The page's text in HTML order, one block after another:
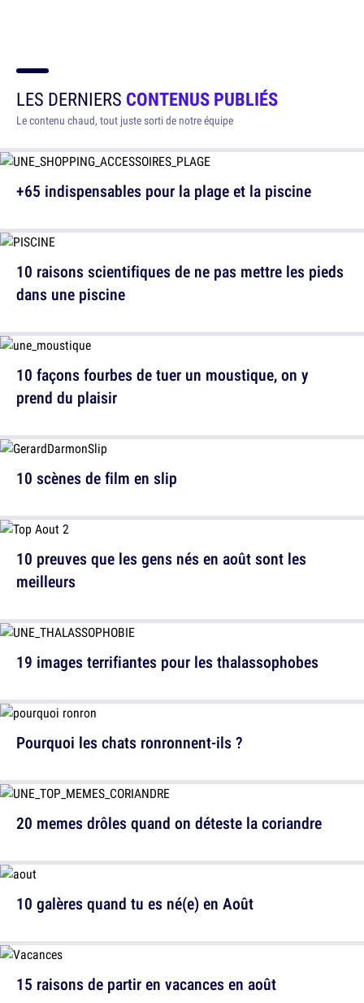
LES DERNIERS CONTENUS PUBLIÉS
Le contenu chaud, tout juste sorti de notre équipe
+65 indispensables pour la plage et la piscine
10 façons fourbes de tuer un moustique, on y
prend du plaisir
10 preuves que les gens nés en août sont les
meilleurs
Pourquoi les chats ronronnent-ils ?
10 galères quand tu es né(e) en Août
10 raisons scientifiques de ne pas mettre les pieds
dans une piscine
10 scènes de film en slip
19 images terrifiantes pour les thalassophobes
20 memes drôles quand on déteste la coriandre
15 raisons de partir en vacances en août